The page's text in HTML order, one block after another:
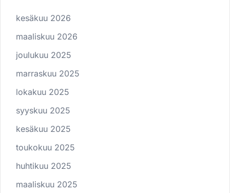
kesäkuu 2026
maaliskuu 2026
joulukuu 2025
marraskuu 2025
lokakuu 2025
syyskuu 2025
kesäkuu 2025
toukokuu 2025
huhtikuu 2025
maaliskuu 2025